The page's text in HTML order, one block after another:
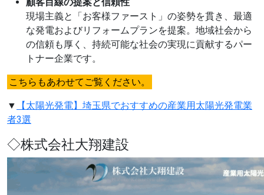
現場主義と「お客様ファースト」の姿勢を貫き、最適
な発電およびリフォームプランを提案。地域社会から
の信頼も厚く、持続可能な社会の実現に貢献するパー
トナー企業です。
こちらもあわせてご覧ください。
▼
【太陽光発電】埼玉県でおすすめの産業用太陽光発電業
者3選
◇株式会社大翔建設